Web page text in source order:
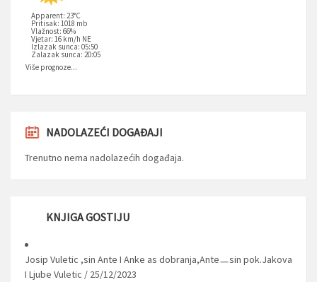
Apparent: 23°C
Pritisak: 1018 mb
Vlažnost: 66%
Vjetar: 16 km/h NE
Izlazak sunca: 05:50
Zalazak sunca: 20:05
Više prognoze...
NADOLAZEĆI DOGAĐAJI
Trenutno nema nadolazećih događaja.
KNJIGA GOSTIJU
Josip Vuletic ,sin Ante I Anke as dobranja,Anteㅡsin pok.Jakova
I Ljube Vuletic / 25/12/2023